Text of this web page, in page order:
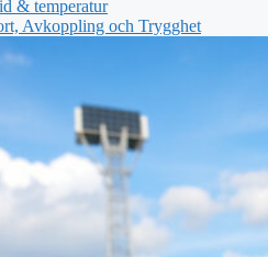
& temperatur
Avkoppling och Trygghet